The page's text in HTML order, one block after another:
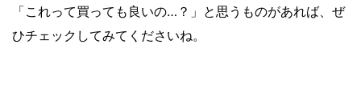
「これって買っても良いの…？」と思うものがあれば、ぜ
ひチェックしてみてくださいね。